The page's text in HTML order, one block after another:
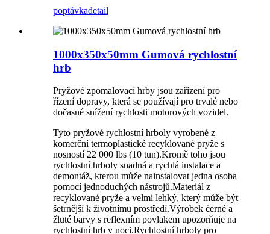
poptávkadetail
1000x350x50mm Gumová rychlostní
hrb
Pryžové zpomalovací hrby jsou zařízení pro
řízení dopravy, která se používají pro trvalé nebo
dočasné snížení rychlosti motorových vozidel.
Tyto pryžové rychlostní hrboly vyrobené z
komerční termoplastické recyklované pryže s
nosností 22 000 lbs (10 tun).Kromě toho jsou
rychlostní hrboly snadná a rychlá instalace a
demontáž, kterou může nainstalovat jedna osoba
pomocí jednoduchých nástrojů.Materiál z
recyklované pryže a velmi lehký, který může být
šetrnější k životnímu prostředí.Výrobek černé a
žluté barvy s reflexním povlakem upozorňuje na
rychlostní hrb v noci.Rychlostní hrboly pro